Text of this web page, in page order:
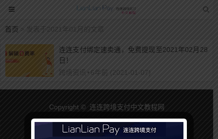
首页 > 发表于2021年01月的文章
连连支付绑定速卖通，免费提现至2021年02月28
日！
跨境资讯 • 6年前 (2021-01-07)
Copyright © 连连跨境支付中文教程网